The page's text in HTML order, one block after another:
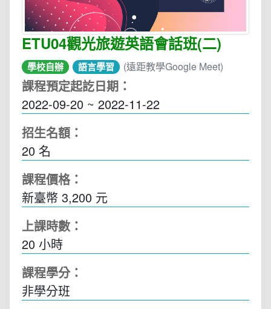
ETU04觀光旅遊英語會話班(二)
學校自辦 語言學習 (遠距教學Google Meet)
課程預定起訖日期：
2022-09-20 ~ 2022-11-22
招生名額：
20 名
課程價格：
新臺幣 3,200 元
上課時數：
20 小時
課程學分：
非學分班